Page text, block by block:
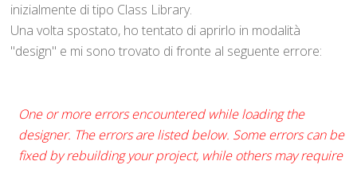
inizialmente di tipo Class Library.
Una volta spostato, ho tentato di aprirlo in modalità
"design" e mi sono trovato di fronte al seguente errore:
One or more errors encountered while loading the
designer. The errors are listed below. Some errors can be
fixed by rebuilding your project, while others may require